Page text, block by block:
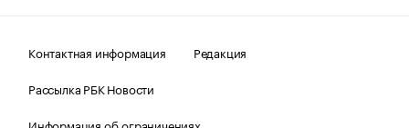
Контактная информация
Редакция
Рассылка РБК Новости